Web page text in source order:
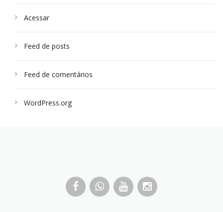
Acessar
Feed de posts
Feed de comentários
WordPress.org